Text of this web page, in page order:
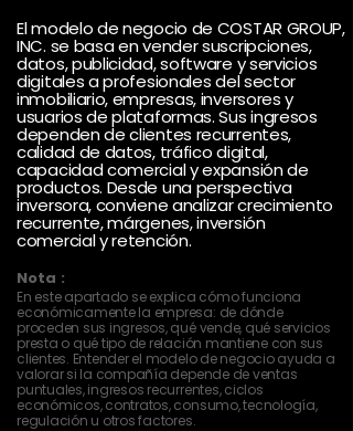
El modelo de negocio de COSTAR GROUP,
INC. se basa en vender suscripciones,
datos, publicidad, software y servicios
digitales a profesionales del sector
inmobiliario, empresas, inversores y
usuarios de plataformas. Sus ingresos
dependen de clientes recurrentes,
calidad de datos, tráfico digital,
capacidad comercial y expansión de
productos. Desde una perspectiva
inversora, conviene analizar crecimiento
recurrente, márgenes, inversión
comercial y retención.
Nota :
En este apartado se explica cómo funciona
económicamente la empresa: de dónde
proceden sus ingresos, qué vende, qué servicios
presta o qué tipo de relación mantiene con sus
clientes. Entender el modelo de negocio ayuda a
valorar si la compañía depende de ventas
puntuales, ingresos recurrentes, ciclos
económicos, contratos, consumo, tecnología,
regulación u otros factores.